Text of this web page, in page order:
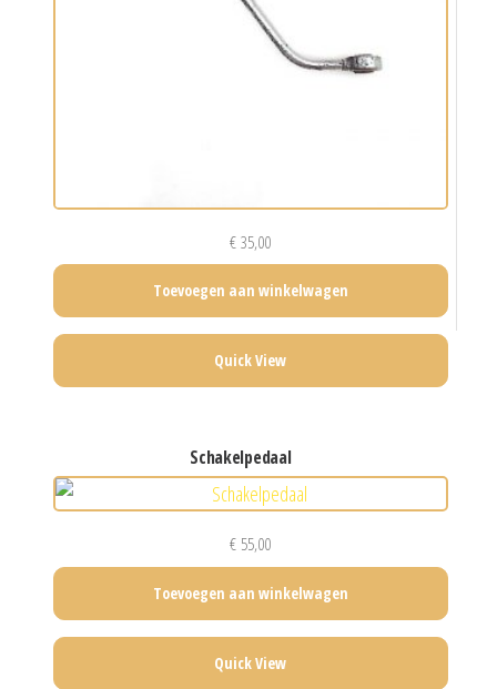
€35,00
Toevoegen aan winkelwagen
Quick View
schakelpedaal
€ 55,00
Toevoegen aan winkelwagen
Quick View